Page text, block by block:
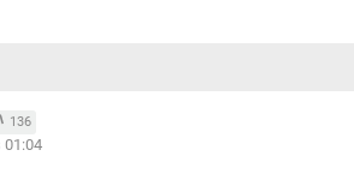
136
01:04